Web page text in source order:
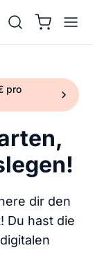
pro
dir den
Du hast die